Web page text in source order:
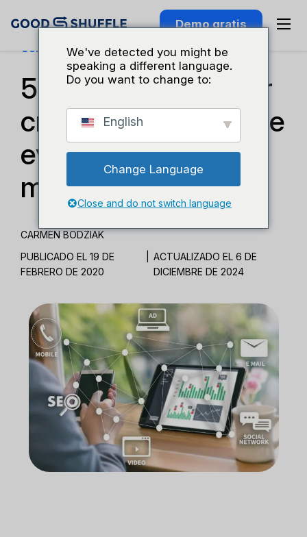
Demo gratis
Conocimiento Del Sector
5 maneras de hacer
crecer mi negocio de
eventos con el
marketing digital
CARMEN BODZIAK
PUBLICADO EL 19 DE
FEBRERO DE 2020
ACTUALIZADO EL 6 DE
DICIEMBRE DE 2024
We've detected you might be
speaking a different language.
Do you want to change to:
English
Change Language
Close and do not switch language